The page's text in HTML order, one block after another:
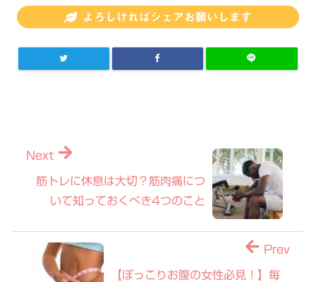
よろしければシェアお願いします
筋トレに休息は大切？筋肉痛につ
いて知っておくべき4つのこと
Next
【ぽっこりお腹の女性必見！】毎
Prev